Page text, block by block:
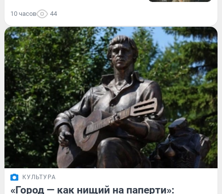
10 часов 44
КУЛЬТУРА
«Город — как нищий на паперти»: